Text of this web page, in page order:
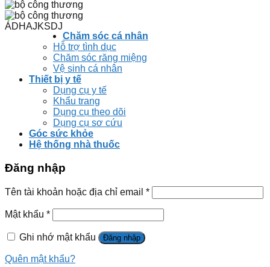
ÁDHAJKSDJ
Chăm sóc cá nhân
Hỗ trợ tình dục
Chăm sóc răng miệng
Vệ sinh cá nhân
Thiết bị y tế
Dụng cụ y tế
Khẩu trang
Dụng cụ theo dõi
Dụng cụ sơ cứu
Góc sức khỏe
Hệ thống nhà thuốc
Đăng nhập
Tên tài khoản hoặc địa chỉ email *
Mật khẩu *
Ghi nhớ mật khẩu Đăng nhập
Quên mật khẩu?